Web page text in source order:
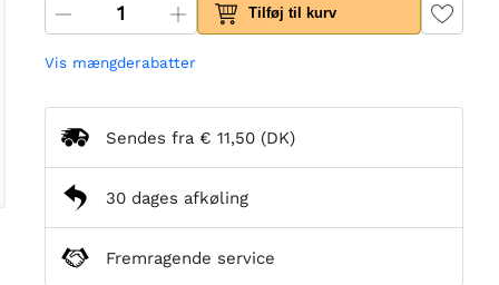
Tilføj til kurv
Vis mængderabatter
Sendes fra € 11,50 (DK)
30 dages afkøling
Fremragende service